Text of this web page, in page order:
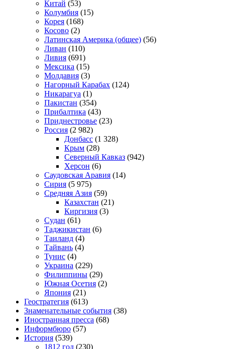
Китай (53)
Колумбия (15)
Корея (168)
Косово (2)
Латинская Америка (общее) (56)
Ливан (110)
Ливия (691)
Мексика (15)
Молдавия (3)
Нагорный Карабах (124)
Никарагуа (1)
Пакистан (354)
Прибалтика (43)
Приднестровье (23)
Россия (2 982)
Донбасс (1 328)
Крым (28)
Северный Кавказ (942)
Херсон (6)
Саудовская Аравия (14)
Сирия (5 975)
Средняя Азия (59)
Казахстан (21)
Киргизия (3)
Судан (61)
Таджикистан (6)
Таиланд (4)
Тайвань (4)
Тунис (4)
Украина (229)
Филиппины (29)
Южная Осетия (2)
Япония (21)
Геостратегия (613)
Знаменательные события (38)
Иностранная пресса (68)
Информбюро (57)
История (539)
1812 год (230)